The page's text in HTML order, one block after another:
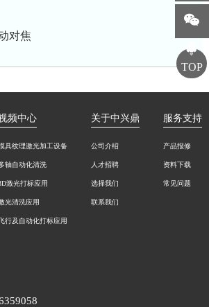
对焦
频中心
具纹理激光加工设备
轴自动化清洗
激光打标应用
光清洗应用
行及自动化打标应用
关于中兴鼎
公司介绍
人才招聘
选择我们
联系我们
服务支持
产品报修
资料下载
常见问题
TOP